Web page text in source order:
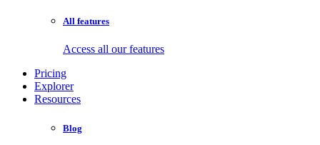
All features
Access all our features
Pricing
Explorer
Resources
Blog